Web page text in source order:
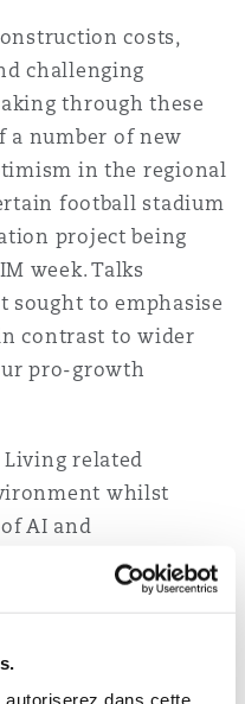
dans cette
réparation et
commercial
et espace
d’assurance
maritime
politiques et crédit
du fabricant
biens
costs,
challenging
through these
a number of new
in the regional
football stadium
project being
week. Talks
sought to emphasise
contrast to wider
pro-growth
related
whilst
AI and
showcased a
cautiously
market
for Grade A